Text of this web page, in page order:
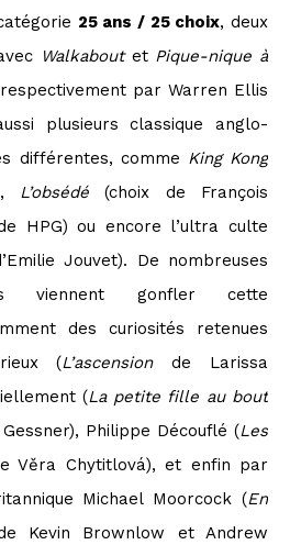
25 ans / 25 choix, deux
Walkaboutet Pique-nique à
par Warren Ellis
plusieurs classique anglo-
différentes, comme King Kong
L’obsédé (choix de François
HPG) ou encore l’ultra culte
Jouvet). De nombreuses
viennent gonfler cette
des curiosités retenues
(L’ascensionde Larissa
(La petite fille au bout
Philippe Découflé (Les
Věra Chytitlová), et enfin par
Michael Moorcock (En
Kevin Brownlow et Andrew